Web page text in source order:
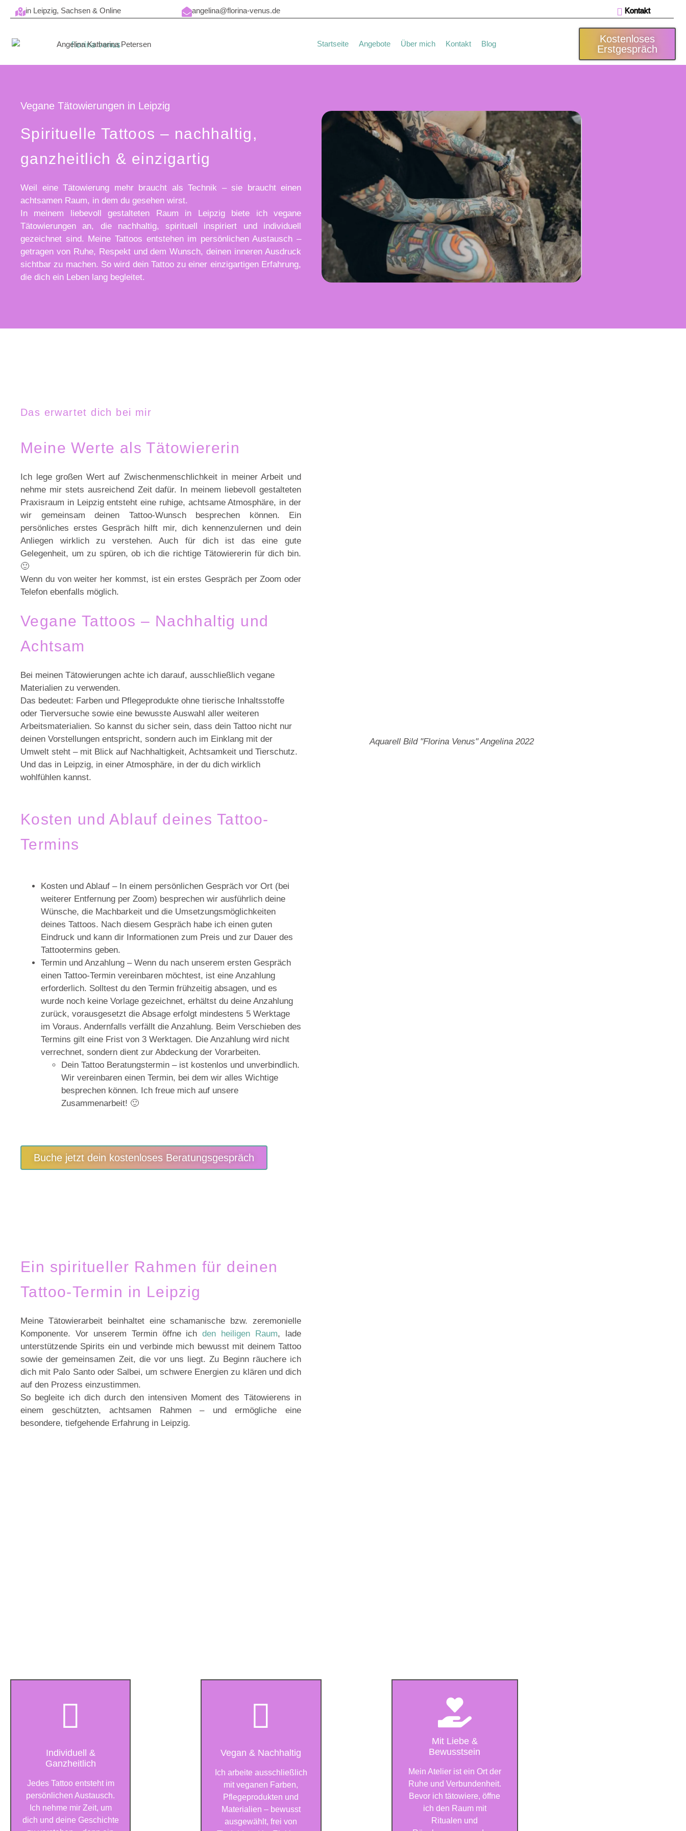
in Leipzig, Sachsen & Online angelina@florina-venus.de Kontakt
Angelina Katharina Petersen Startseite Angebote Über mich Kontakt Blog
Kostenloses
Erstgespräch
Vegane Tätowierungen in Leipzig
Spirituelle Tattoos – nachhaltig,
ganzheitlich & einzigartig
Weil eine Tätowierung mehr braucht als Technik – sie braucht einen
achtsamen Raum, in dem du gesehen wirst.
In meinem liebevoll gestalteten Raum in Leipzig biete ich vegane
Tätowierungen an, die nachhaltig,spirituell inspiriert und individuell
gezeichnet sind. Meine Tattoos entstehen im persönlichen Austausch –
getragen von Ruhe, Respekt und dem Wunsch, deinen inneren Ausdruck
sichtbar zu machen. So wird dein Tattoo zu einer einzigartigen Erfahrung,
die dich ein Leben lang begleitet.
Das erwartet dich bei mir
Meine Werte als Tätowiererin
Ich lege großen Wert auf Zwischenmenschlichkeit in meiner Arbeit und
nehme mir stets ausreichend Zeit dafür. In meinem liebevoll gestalteten
Praxisraum in Leipzig entsteht eine ruhige, achtsame Atmosphäre, in der
wir gemeinsam deinen Tattoo-Wunsch besprechen können. Ein
persönliches erstes Gespräch hilft mir, dich kennenzulernen und dein
Anliegen wirklich zu verstehen. Auch für dich ist das eine gute
Gelegenheit, um zu spüren, ob ich die richtige Tätowiererin für dich bin.
🙂
Wenn du von weiter her kommst, ist ein erstes Gespräch per Zoom oder
Telefon ebenfalls möglich.
Vegane Tattoos – Nachhaltig und
Achtsam
Bei meinen Tätowierungen achte ich darauf, ausschließlich vegane
Materialien zu verwenden.
Das bedeutet: Farben und Pflegeprodukte ohne tierische Inhaltsstoffe
oder Tierversuche sowie eine bewusste Auswahl aller weiteren
Arbeitsmaterialien. So kannst du sicher sein, dass dein Tattoo nicht nur
deinen Vorstellungen entspricht, sondern auch im Einklang mit der
Umwelt steht – mit Blick auf Nachhaltigkeit, Achtsamkeit und Tierschutz.
Und das in Leipzig, in einer Atmosphäre, in der du dich wirklich
wohlfühlen kannst.
Kosten und Ablauf deines Tattoo-
Termins
Kosten und Ablauf – In einem persönlichen Gespräch vor Ort (bei
weiterer Entfernung per Zoom) besprechen wir ausführlich deine
Wünsche, die Machbarkeit und die Umsetzungsmöglichkeiten
deines Tattoos. Nach diesem Gespräch habe ich einen guten
Eindruck und kann dir Informationen zum Preis und zur Dauer des
Tattootermins geben.
Termin und Anzahlung – Wenn du nach unserem ersten Gespräch
einen Tattoo-Termin vereinbaren möchtest, ist eine Anzahlung
erforderlich. Solltest du den Termin frühzeitig absagen, und es
wurde noch keine Vorlage gezeichnet, erhältst du deine Anzahlung
zurück, vorausgesetzt die Absage erfolgt mindestens 5 Werktage
im Voraus. Andernfalls verfällt die Anzahlung. Beim Verschieben des
Termins gilt eine Frist von 3 Werktagen. Die Anzahlung wird nicht
verrechnet, sondern dient zur Abdeckung der Vorarbeiten.
Dein Tattoo Beratungstermin –ist kostenlos und unverbindlich.
Wir vereinbaren einen Termin, bei dem wir alles Wichtige
besprechen können. Ich freue mich auf unsere
Zusammenarbeit! 🙂
Buche jetzt dein kostenloses Beratungsgespräch
Aquarell Bild "Florina Venus" Angelina 2022
Ein spiritueller Rahmen für deinen
Tattoo-Termin in Leipzig
Meine Tätowierarbeit beinhaltet eine schamanische bzw. zeremonielle
Komponente. Vor unserem Termin öffne ichden heiligen Raum, lade
unterstützende Spirits ein und verbinde mich bewusst mit deinem Tattoo
sowie der gemeinsamen Zeit, die vor uns liegt. Zu Beginn räuchere ich
dich mit Palo Santo oder Salbei, um schwere Energien zu klären und dich
auf den Prozess einzustimmen.
So begleite ich dich durch den intensiven Moment des Tätowierens in
einem geschützten, achtsamen Rahmen – und ermögliche eine
besondere, tiefgehende Erfahrung in Leipzig.
Individuell &
Ganzheitlich
Jedes Tattoo entsteht im
persönlichen Austausch.
Ich nehme mir Zeit, um
dich und deine Geschichte
Vegan & Nachhaltig
Ich arbeite ausschließlich
mit veganen Farben,
Pflegeprodukten und
Materialien – bewusst
ausgewählt, frei von
Mit Liebe &
Bewusstsein
Mein Atelier ist ein Ort der
Ruhe und Verbundenheit.
Bevor ich tätowiere, öffne
ich den Raum mit
Ritualen und